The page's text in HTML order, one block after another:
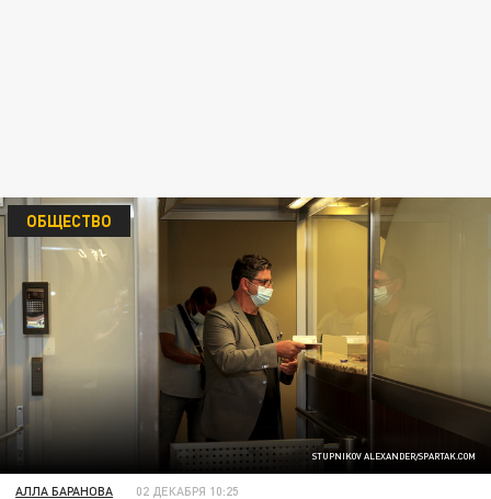
STUPNIKOV ALEXANDER/SPARTAK.COM
ОБЩЕСТВО
АЛЛА БАРАНОВА 02 ДЕКАБРЯ 10:25